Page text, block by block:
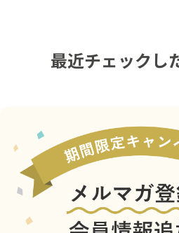
最近チェックし
ホーム >ASTY京都 > 8/20
ホーム >ASTY京都（全商品
ホーム
ASTY京都（全商
会社概要 サイト